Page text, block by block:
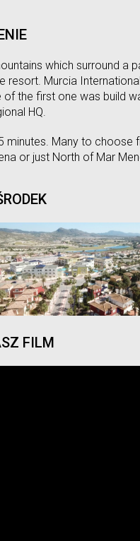
which surround a
resort. Murcia
the first one was build
HQ.
Many to choose
or just North of Mar
FILM